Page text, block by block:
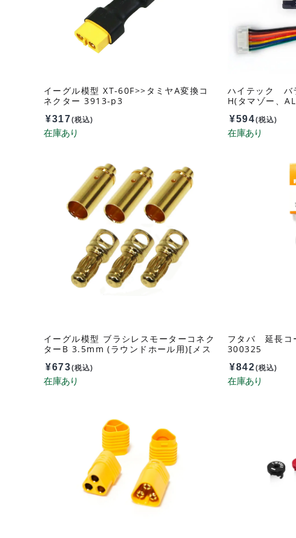
イーグル模型 XT-60F>>タミヤA変換コ
ネクター 3913-p3
¥317(税込)
ハイテック バ
H(タマゾー、
¥594(税込)
イーグル模型 ブラシレスモーターコネク
ターB 3.5mm (ラウンドホール用)[メス
¥673(税込)
フタバ 延長コ
300325
¥842(税込)